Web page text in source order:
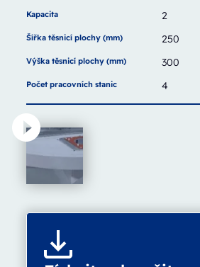
Kapacita 2
Šířka těsnicí plochy (mm) 250
Výška těsnicí plochy (mm) 300
Počet pracovních stanic 4